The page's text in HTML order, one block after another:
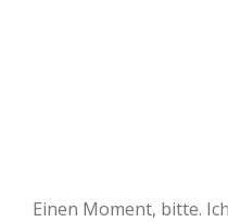
Einen Moment, bitte.